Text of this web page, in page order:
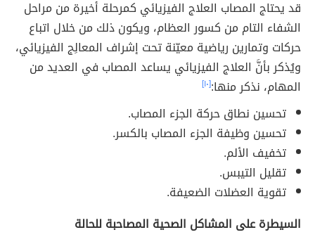
قد يحتاج المصاب العلاج الفيزيائي كمرحلة أخيرة من مراحل
الشفاء التام من كسور العظام، ويكون ذلك من خلال اتباع
حركات وتمارين رياضية معيّنة تحت إشراف المعالِج الفيزيائي،
ويُذكر بأنَّ العلاج الفيزيائي يساعد المصاب في العديد من
المهام، نذكر منها:[١٠]
تحسين نطاق حركة الجزء المصاب.
تحسين وظيفة الجزء المصاب بالكسر.
تخفيف الألم.
تقليل التيبس.
تقوية العضلات الضعيفة.
السيطرة على المشاكل الصحية المصاحبة للحالة